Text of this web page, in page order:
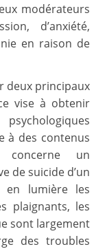
modérateurs
d’anxiété,
en raison de
deux principaux
vise à obtenir
à des contenus
concerne un
de suicide d’un
lumière les
plaignants, les
sont largement
des troubles